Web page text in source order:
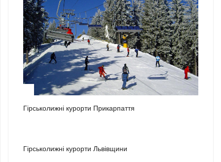
Гірськолижні курорти Прикарпаття
Гірськолижні курорти Львівщини